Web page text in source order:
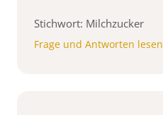
Stichwort: Milchzucker
Frage und Antworten lesen